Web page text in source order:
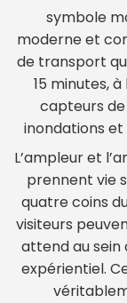
symbole
moderne et
de transport
15 minutes,
capteurs de
inondations
L’ampleur et
prennent vie
quatre coins
visiteurs
attend au sein
expérientiel.